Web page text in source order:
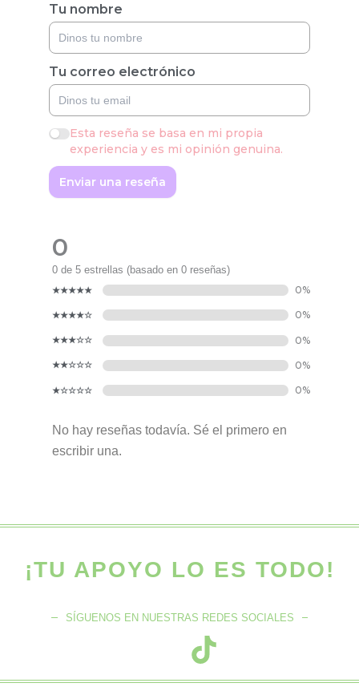
Tu nombre
Tu correo electrónico
Esta reseña se basa en mi propia
experiencia y es mi opinión genuina.
Enviar una reseña
0
0 de 5 estrellas (basado en 0 reseñas)
No hay reseñas todavía. Sé el primero en
escribir una.
¡TU APOYO LO ES TODO!
SÍGUENOS EN NUESTRAS REDES SOCIALES
T